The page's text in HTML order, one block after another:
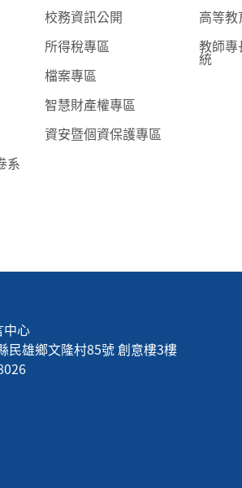
系
校務資訊公開
所得稅專區
檔案專區
智慧財產權專區
資安暨個資保護專區
高等
教師專
統
中心
民雄鄉文隆村85號 創意樓3樓